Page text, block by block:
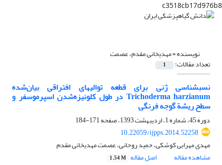
c3518cb17d976b8
نویسنده =مهدیخانی مقدم، عصمت
تعداد مقالات: 1
نسب‏شناسی ژنی برای قطعه ‏توالی‏های افتراقی بیان‌شده
Trichoderma harzianum در طول کلونیزه‌شدن اسپرموسفر و
سطح ریشة گوجه‏ فرنگی
دوره 45، شماره 1، اردیبهشت 1393، صفحه
171-184
10.22059/ijpps.2014.52258
مهدی مهرابی کوشکی، حمید روحانی، عصمت مهدیخانی مقدم
مشاهده مقاله
اصل مقاله 1.54 M